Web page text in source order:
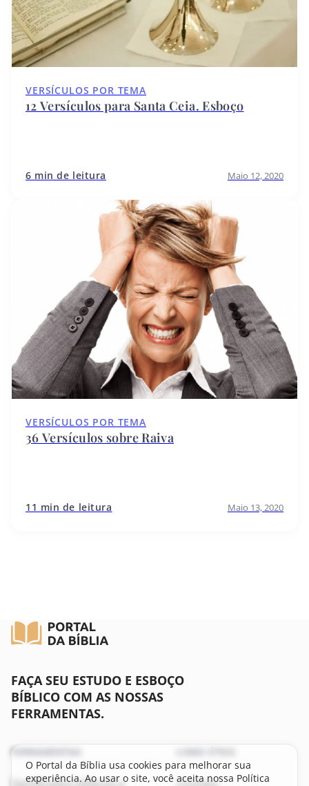
VERSÍCULOS POR TEMA
12 Versículos para Santa Ceia. Esboço
6 min de leitura Maio 12, 2020
VERSÍCULOS POR TEMA
36 Versículos sobre Raiva
11 min de leitura Maio 13, 2020
FAÇA SEU ESTUDO E ESBOÇO
BÍBLICO COM AS NOSSAS
FERRAMENTAS.
FERRAMENTAS LINKS ÚTEIS
O Portal da Bíblia usa cookies para melhorar sua
experiência. Ao usar o site, você aceita nossa Política